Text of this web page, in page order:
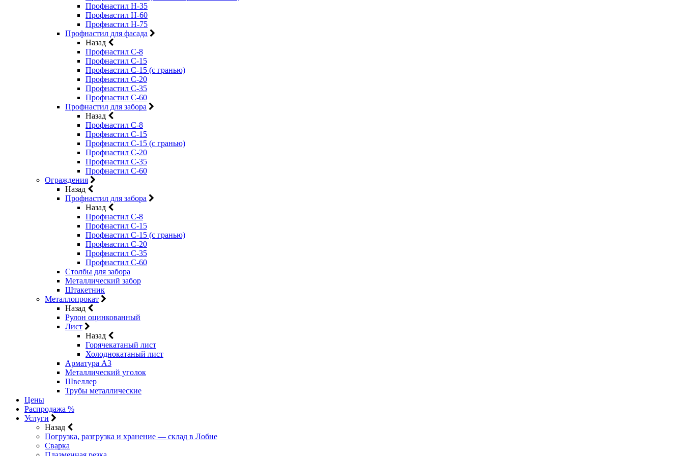
Профнастил Н-35
Профнастил Н-60
Профнастил Н-75
Профнастил для фасада
Назад
Профнастил С-8
Профнастил С-15
Профнастил С-15 (с гранью)
Профнастил С-20
Профнастил С-35
Профнастил С-60
Профнастил для забора
Назад
Профнастил С-8
Профнастил С-15
Профнастил С-15 (с гранью)
Профнастил С-20
Профнастил С-35
Профнастил С-60
Ограждения
Назад
Профнастил для забора
Назад
Профнастил С-8
Профнастил С-15
Профнастил С-15 (с гранью)
Профнастил С-20
Профнастил С-35
Профнастил С-60
Столбы для забора
Металлический забор
Штакетник
Металлопрокат
Назад
Рулон оцинкованный
Лист
Назад
Горячекатаный лист
Холоднокатаный лист
Арматура А3
Металлический уголок
Швеллер
Трубы металлические
Цены
Распродажа %
Услуги
Назад
Погрузка, разгрузка и хранение — склад в Лобне
Сварка